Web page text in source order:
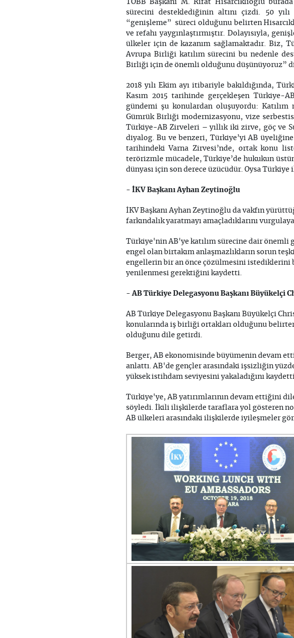
TOBB Başkanı M. Rifat Hisarcıklıoğlu
sürecini desteklediğinin altını çizdi. 50 yılı
“genişleme” süreci olduğunu belirten
ve refahı yaygınlaştırmıştır. Dolayısıyla,
ülkeler için de kazanım sağlamaktadır. Biz,
Avrupa Birliği katılım sürecini bu nedenle
Birliği için de önemli olduğunu düşünüyoruz”
2018 yılı Ekim ayı itibariyle bakıldığında,
Kasım 2015 tarihinde gerçekleşen Türkiye-
gündemi şu konulardan oluşuyordu: Katılım
Gümrük Birliği modernizasyonu, vize
Türkiye-AB Zirveleri – yıllık iki zirve, göç ve
diyalog. Bu ve benzeri, Türkiye’yi AB
tarihindeki Varna Zirvesi’nde, ortak konu
terörizmle mücadele, Türkiye’de hukukun
dünyası için son derece üzücüdür. Oysa
- İKV Başkanı Ayhan Zeytinoğlu
İKV Başkanı Ayhan Zeytinoğlu da vakfın
farkındalık yaratmayı amaçladıklarını
Türkiye'nin AB'ye katılım sürecine dair önemli
engel olan birtakım anlaşmazlıkların sorun
engellerin bir an önce çözülmesini
yenilenmesi gerektiğini kaydetti.
- AB Türkiye Delegasyonu Başkanı Büyükelçi
AB Türkiye Delegasyonu Başkanı Büyükelçi
konularında iş birliği ortakları olduğunu
olduğunu dile getirdi.
Berger, AB ekonomisinde büyümenin devam
anlattı. AB'de gençler arasındaki işsizliğin
yüksek istihdam seviyesini yakaladığını
Türkiye'ye, AB yatırımlarının devam ettiğini
söyledi. İkili ilişkilerde taraflara yol gösteren
AB ülkeleri arasındaki ilişkilerde iyileşmeler